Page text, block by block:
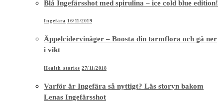
Blå Ingefärsshot med spirulina – ice cold blue edition!
Ingefära 16/11/2019
Äppelcidervinäger – Boosta din tarmflora och gå ner
i vikt
Health stories 27/11/2018
Varför är Ingefära så nyttigt? Läs storyn bakom
Lenas Ingefärsshot